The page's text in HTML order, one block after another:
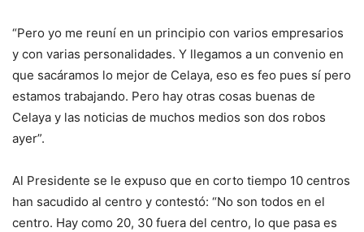
“Pero yo me reuní en un principio con varios empresarios
y con varias personalidades. Y llegamos a un convenio en
que sacáramos lo mejor de Celaya, eso es feo pues sí pero
estamos trabajando. Pero hay otras cosas buenas de
Celaya y las noticias de muchos medios son dos robos
ayer”.
Al Presidente se le expuso que en corto tiempo 10 centros
han sacudido al centro y contestó: “No son todos en el
centro. Hay como 20, 30 fuera del centro, lo que pasa es